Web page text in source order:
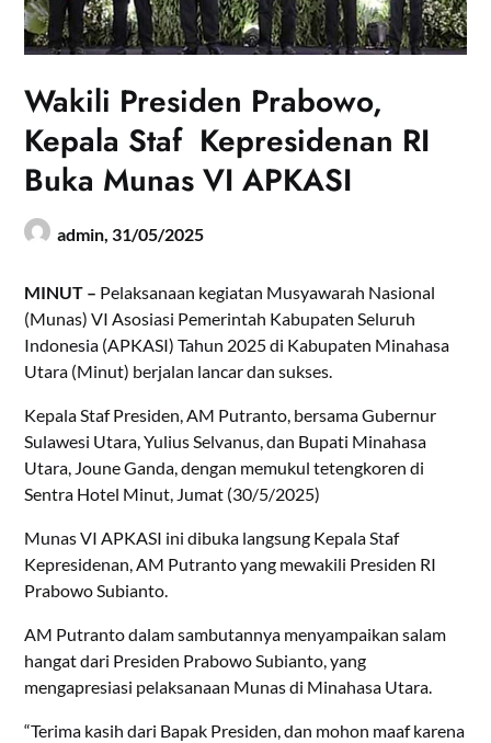
Wakili Presiden Prabowo,
Kepala Staf Kepresidenan RI
Buka Munas VI APKASI
admin, 31/05/2025
MINUT – Pelaksanaan kegiatan Musyawarah Nasional
(Munas) VI Asosiasi Pemerintah Kabupaten Seluruh
Indonesia (APKASI) Tahun 2025 di Kabupaten Minahasa
Utara (Minut) berjalan lancar dan sukses.
Kepala Staf Presiden, AM Putranto, bersama Gubernur
Sulawesi Utara, Yulius Selvanus, dan Bupati Minahasa
Utara, Joune Ganda, dengan memukul tetengkoren di
Sentra Hotel Minut, Jumat (30/5/2025)
Munas VI APKASI ini dibuka langsung Kepala Staf
Kepresidenan, AM Putranto yang mewakili Presiden RI
Prabowo Subianto.
AM Putranto dalam sambutannya menyampaikan salam
hangat dari Presiden Prabowo Subianto, yang
mengapresiasi pelaksanaan Munas di Minahasa Utara.
“Terima kasih dari Bapak Presiden, dan mohon maaf karena